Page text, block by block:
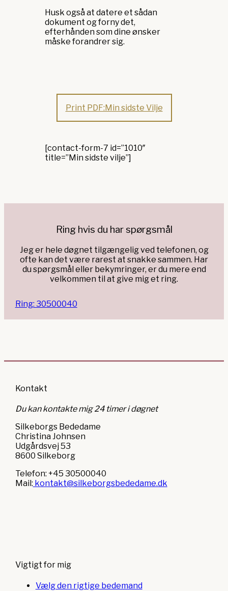
Husk også at datere et sådan
dokument og forny det,
efterhånden som dine ønsker
måske forandrer sig.
Print PDF:Min sidste Vilje
[contact-form-7 id=”1010″
title=”Min sidste vilje”]
Ring hvis du har spørgsmål
Jeg er hele døgnet tilgængelig ved telefonen, og
ofte kan det være rarest at snakke sammen. Har
du spørgsmål eller bekymringer, er du mere end
velkommen til at give mig et ring.
Ring: 30500040
Kontakt
Du kan kontakte mig 24 timer i døgnet
Silkeborgs Bededame
Christina Johnsen
Udgårdsvej 53
8600 Silkeborg
Telefon: +45 30500040
Mail: kontakt@silkeborgsbededame.dk
Vigtigt for mig
Vælg den rigtige bedemand